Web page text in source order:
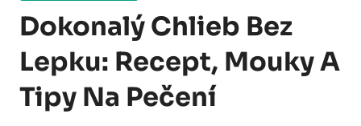
Dokonalý Chlieb Bez
Lepku: Recept, Mouky A
Tipy Na Pečení